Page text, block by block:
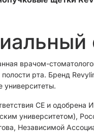
врачом-
рта. Бренд
университеты.
CЕ и одобрена
университетом),
Независимой